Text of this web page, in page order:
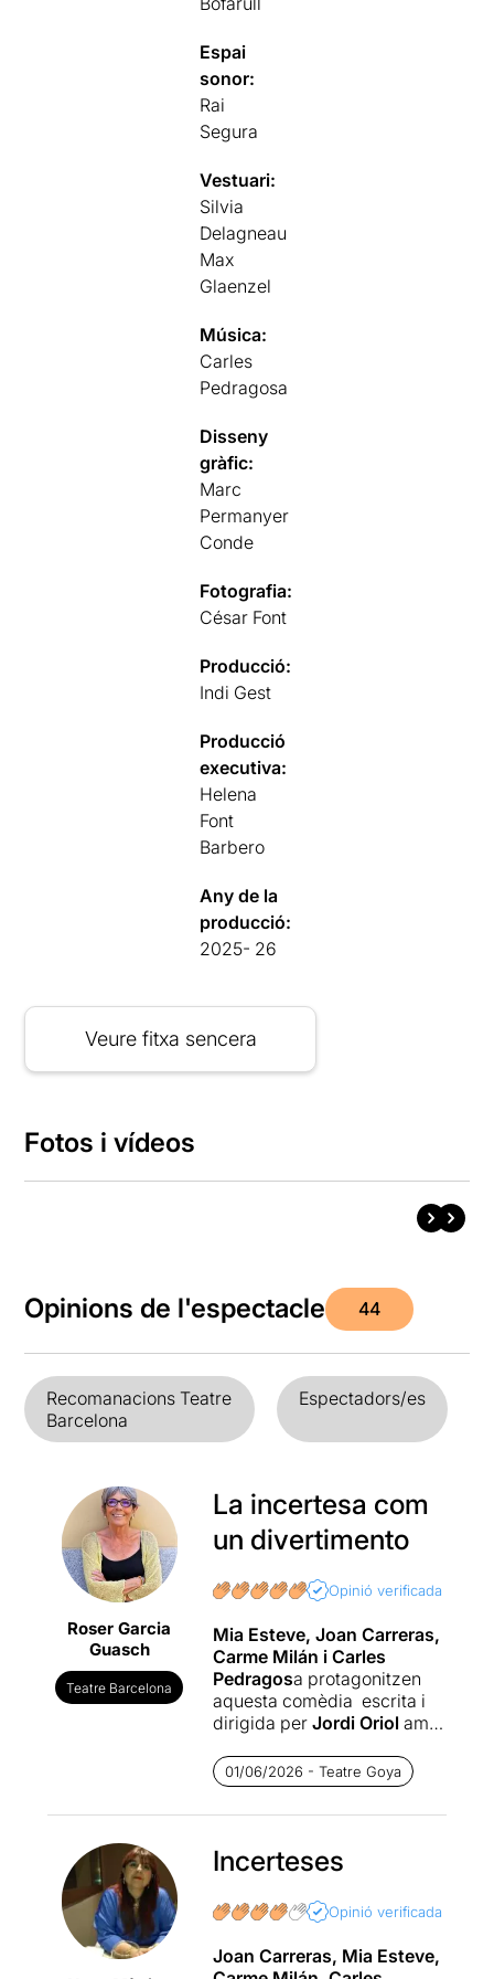
Espai
sonor:
Rai
Segura
Vestuari:
Silvia
Delagneau
Max
Glaenzel
Música:
Carles
Pedragosa
Disseny
gràfic:
Marc
Permanyer
Conde
Fotografia:
César Font
Producció:
Indi Gest
Producció
executiva:
Helena
Font
Barbero
Any de la
producció:
2025- 26
Veure fitxa sencera
Fotos i vídeos
Opinions de l'espectacle 44
Recomanacions Teatre
Barcelona
Espectadors/es
Roser Garcia
Guasch
Teatre Barcelona
La incertesa com
un divertimento
Opinió verificada
Mia Esteve, Joan Carreras,
Carme Milán i Carles
Pedragosa protagonitzen
aquesta comèdia escrita i
dirigida per Jordi Oriol amb
experiència com actor,
músic, autor i director de
teatre.
Una comèdia amb tocs de
crua realitat tractats de
manera divertida i l’humor
intel·ligent de l’autor. La
amb el títol (l’últim àtom) i
01/06/2026 - Teatre Goya
Incerteses
Opinió verificada
Joan Carreras, Mia Esteve,